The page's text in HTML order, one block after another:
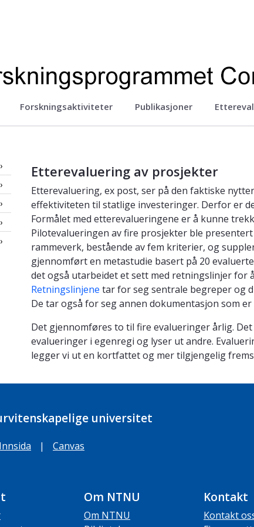
Forskningsaktiviteter Publikasjoner
- Concept
Etterevaluering av prosjekter
Etterevaluering, ex post, ser på den faktiske
effektiviteten til statlige investeringer. Derfor er
Formålet med etterevalueringene er å kunne
Pilotevalueringen av fire prosjekter ble presentert
rammeverk, bestående av fem kriterier, og
gjennomført en metastudie basert på 20
det også utarbeidet et sett med retningslinjer for
Retningslinjene tar for seg sentrale begreper og
De tar også for seg annen dokumentasjon som
Det gjennomføres to til fire evalueringer årlig.
evalueringer i egenregi og lyser ut andre.
legger vi ut en kortfattet og mer tilgjengelig
universitet
Innsida | Canvas
Om NTNU
Om NTNU
Kontakt
Kontakt